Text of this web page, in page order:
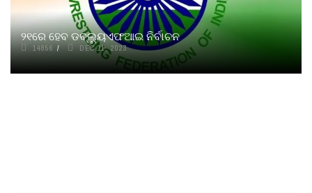
୨୧ରେ ହେବ ଡବ୍ଲ୍ୟୁଏଫଆଇ ନିର୍ବାଚନ
14856 DEC 11, 2023